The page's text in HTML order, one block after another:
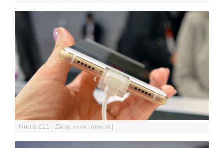
Nubia Z11 Zdroj: www.fony.sk